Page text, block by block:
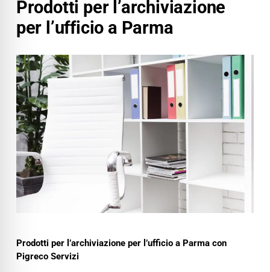
Prodotti per l’archiviazione
per l’ufficio a Parma
Prodotti per l’archiviazione per l’ufficio a Parma con
Pigreco Servizi